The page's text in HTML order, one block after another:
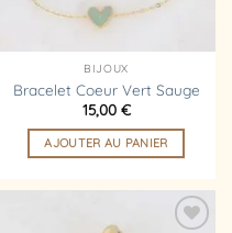
BIJOUX
Bracelet Coeur Vert Sauge
15,00 €
AJOUTER AU PANIER